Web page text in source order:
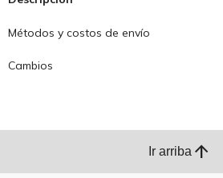
Métodos y costos de envío
Cambios
Ir arriba arrow_upward